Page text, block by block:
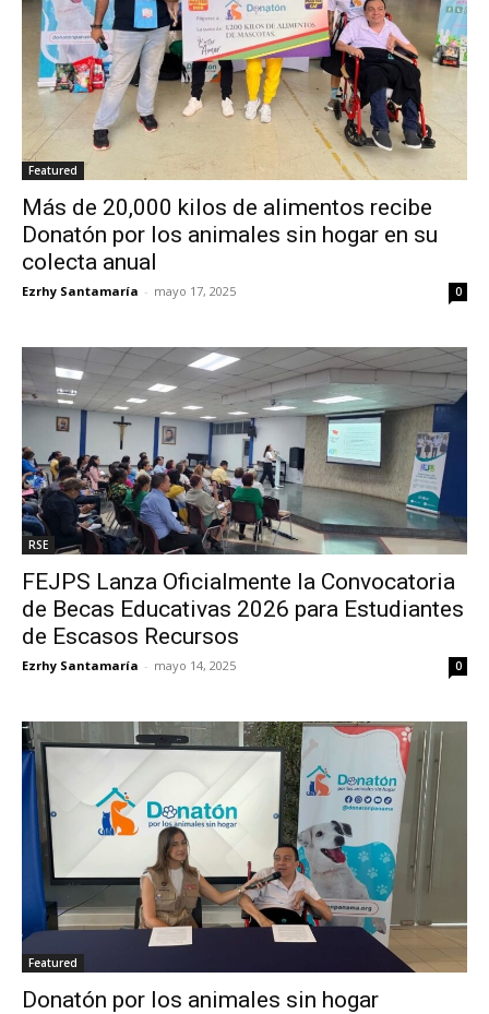
Featured
Más de 20,000 kilos de alimentos recibe
Donatón por los animales sin hogar en su
colecta anual
Ezrhy Santamaría - mayo 17, 2025 0
RSE
FEJPS Lanza Oficialmente la Convocatoria
de Becas Educativas 2026 para Estudiantes
de Escasos Recursos
Ezrhy Santamaría - mayo 14, 2025 0
Featured
Donatón por los animales sin hogar